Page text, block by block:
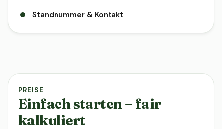
Standnummer & Kontakt
PREISE
Einfach starten – fair
kalkuliert